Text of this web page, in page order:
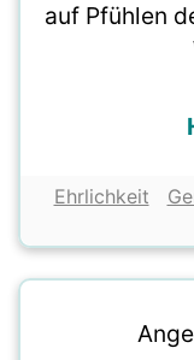
auf Pfühlen
Ehrlichkeit